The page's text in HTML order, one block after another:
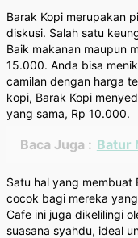
Barak Kopi merupakan
diskusi. Salah satu
Baik makanan maupun
15.000. Anda bisa
camilan dengan harga
kopi, Barak Kopi
yang sama, Rp 10.000.
Baca Juga : Batur
Satu hal yang membuat
cocok bagi mereka
Cafe ini juga dikelilingi
suasana syahdu, ideal